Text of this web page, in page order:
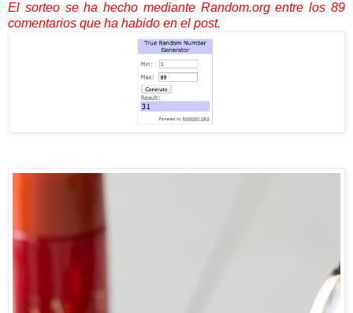
El sorteo se ha hecho mediante Random.org entre los 89
comentarios que ha habido en el post.